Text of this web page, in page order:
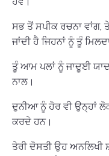
ਸਭ ਤੋਂ ਸਪੀਕ ਰਚਨਾ ਵਾਂਗ,
ਜਾਂਦੀ ਹੈ ਜਿਹਨਾਂ ਨੂੰ ਤੂੰ
ਤੂੰ ਆਮ ਪਲਾਂ ਨੂੰ ਜਾਦੂਈ
ਨਾਲ।
ਦੁਨੀਆ ਨੂੰ ਹੋਰ ਵੀ ਉਨ੍ਹਾਂ
ਕਰਦੇ ਹਨ।
ਤੇਰੀ ਦੋਸਤੀ ਉਹ ਅਨਲਿਖੀ